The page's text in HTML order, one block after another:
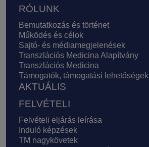
Lábléc
RÓLUNK
Bemutatkozás és történet
Működés és célok
Sajtó- és médiamegjelenések
Transzlációs Medicina Alapítvány
Transzlációs Medicina
Támogatók, támogatási lehetőségek
AKTUÁLIS
FELVÉTELI
Felvételi eljárás leírása
Induló képzések
TM nagykövetek